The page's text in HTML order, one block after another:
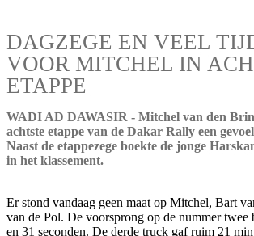
DAGZEGE EN VEEL
VOOR MITCHEL IN
ETAPPE
WADI AD DAWASIR - Mitchel van den
achtste etappe van de Dakar Rally een
Naast de etappezege boekte de jonge
in het klassement.
Er stond vandaag geen maat op Mitchel, Bart
van de Pol. De voorsprong op de nummer twee
en 31 seconden. De derde truck gaf ruim 21